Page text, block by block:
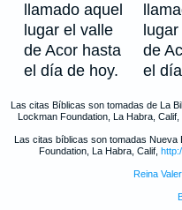
llamado aquel
lugar el valle
de Acor hasta
el día de hoy.
de
el
Las citas Bíblicas son tomadas de La
Lockman Foundation, La Habra, Calif,
Las citas bíblicas son tomadas
Foundation, La Habra, Calif,
Reina